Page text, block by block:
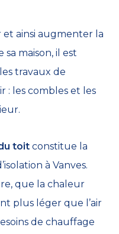
ainsi augmenter la
maison, il est
travaux de
: les combles et les
toit constitue la
à Vanves.
que la chaleur
plus léger que l’air
de chauffage